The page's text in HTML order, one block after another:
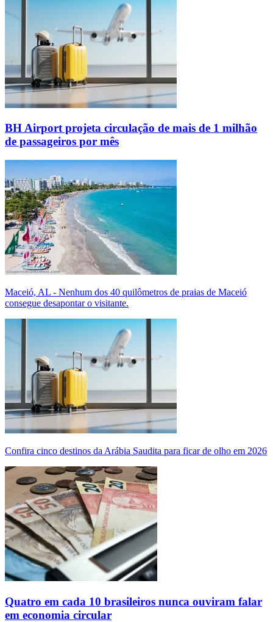
BH Airport projeta circulação de mais de 1 milhão
de passageiros por mês
Maceió, AL - Nenhum dos 40 quilômetros de praias de Maceió
consegue desapontar o visitante.
Confira cinco destinos da Arábia Saudita para ficar de olho em 2026
Quatro em cada 10 brasileiros nunca ouviram falar
em economia circular